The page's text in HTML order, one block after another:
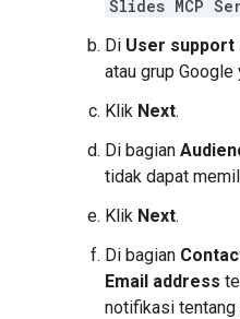
Slides MCP
Di User support
atau grup Google
Klik Next.
Di bagian
tidak dapat
Klik Next.
Di bagian
Email address
notifikasi tentang